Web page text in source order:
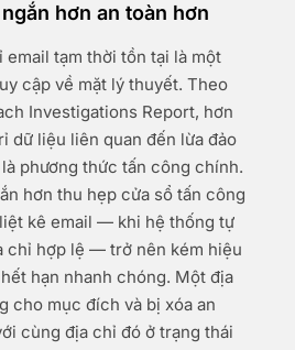
hơn an toàn hơn
email tạm thời tồn tại là một
cập về mặt lý thuyết. Theo
Investigations Report, hơn
dữ liệu liên quan đến lừa đảo
phương thức tấn công chính.
hơn thu hẹp cửa sổ tấn công
kê email — khi hệ thống tự
chỉ hợp lệ — trở nên kém hiệu
hạn nhanh chóng. Một địa
cho mục đích và bị xóa an
cùng địa chỉ đó ở trạng thái